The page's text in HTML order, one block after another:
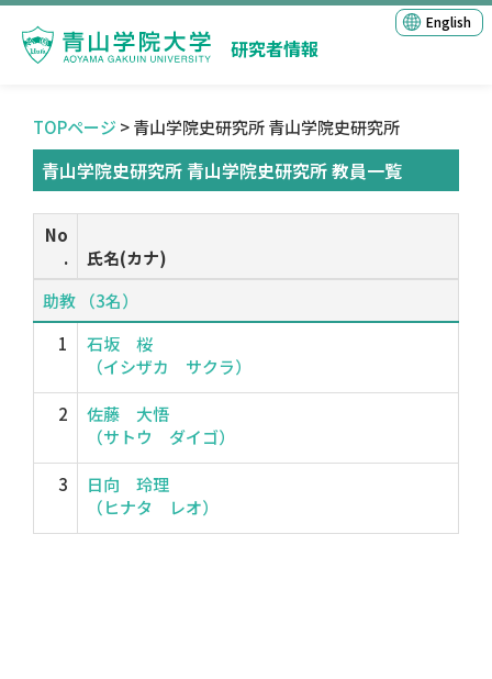
研究者情報
English
TOPページ > 青山学院史研究所 青山学院史研究所
青山学院史研究所 青山学院史研究所 教員一覧
No
.
氏名(カナ)
助教 （3名）
1
石坂 桜
（イシザカ サクラ）
2
佐藤 大悟
（サトウ ダイゴ）
3
日向 玲理
（ヒナタ レオ）